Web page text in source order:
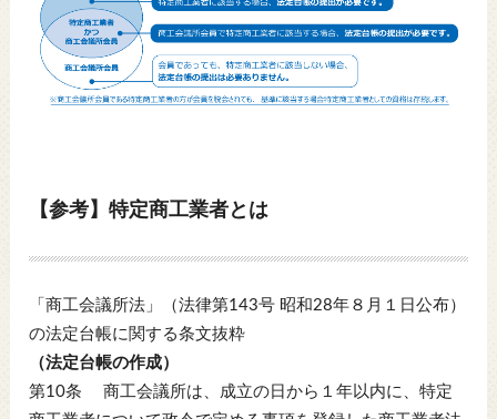
【参考】特定商工業者とは
「商工会議所法」（法律第143号 昭和28年８月１日公布）
の法定台帳に関する条文抜粋
（法定台帳の作成）
第10条 商工会議所は、成立の日から１年以内に、特定